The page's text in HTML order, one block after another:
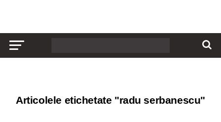
Articolele etichetate "radu serbanescu"